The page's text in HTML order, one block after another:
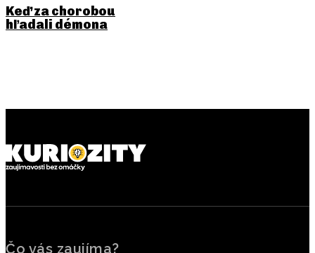
Keď za chorobou
hľadali démona
Čo vás zaujíma?